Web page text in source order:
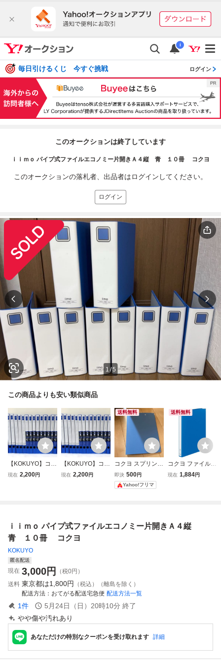
i
毎日引けるくじ 今すぐ挑戦 ログイン
このオークションは終了しています
ｉｉｍｏ パイプ式ファイルエコノミー片開きＡ４縦 青 １０冊 コクヨ
このオークションの落札者、出品者はログインしてください。
ログイン
1 /5
この商品よりも安い類似商品
【KOKUYO】コク
ヨ リングファイル
現在 2,200円
【KOKUYO】コク
ヨ リングファイル
現在 2,200円
送料無料
コクヨ スプリング
ファイル A4縦 青
フ-230NB 1冊
即決 500円
Yahoo!フリマ
送料無料
コクヨ ファイル
リングファイル A
現在 1,884円
ｉｉｍｏ パイプ式ファイルエコノミー片開きＡ４縦
青 １０冊 コクヨ
KOKUYO
匿名配送
現在 3,000円
（税0円）
送料 東京都は1,800円
（税込）（離島を除く）
配送方法
おてがる配送宅急便 配送方法一覧
1件 5月24日（日）20時10分 終了
やや傷や汚れあり
あなただけの特別なクーポンを受け取れます 詳細